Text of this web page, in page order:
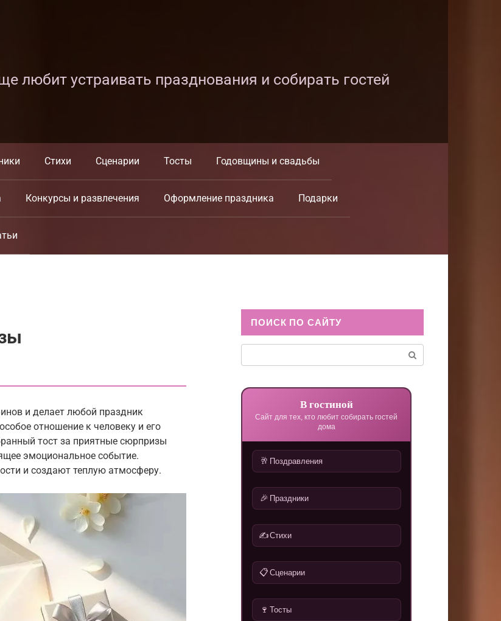
любит устраивать празднования и собирать гостей
Стихи Сценарии Тосты Годовщины и свадьбы
Конкурсы и развлечения Оформление праздника Подарки
и делает любой праздник
отношение к человеку и его
тост за приятные сюрпризы
эмоциональное событие.
и создают теплую атмосферу.
ПОИСК ПО САЙТУ
В гостиной
Сайт для тех, кто любит собирать гостей
дома
🥂 Поздравления
🎉 Праздники
✍️Стихи
📋 Сценарии
🍷 Тосты